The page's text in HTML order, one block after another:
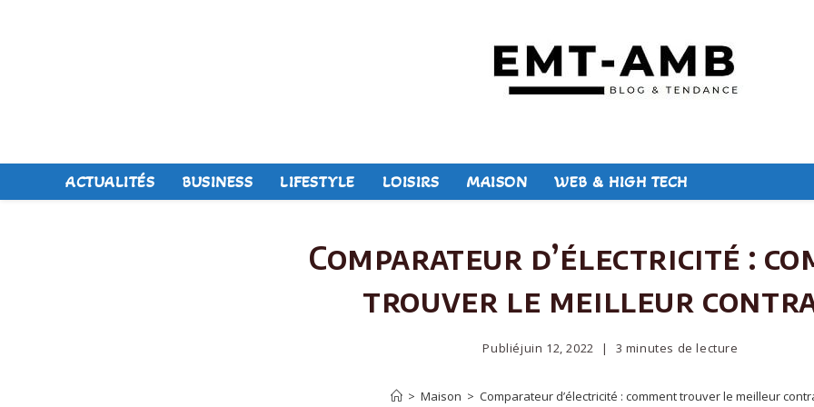
ACTUALITÉS BUSINESS LIFESTYLE LOISIRS MAISON WEB & HIGH TECH
Comparateur d’électricité :
trouver le meilleur
Publiéjuin 12, 2022 3 minutes de lecture
> Maison > Comparateur d’électricité : comment trouver le meilleur